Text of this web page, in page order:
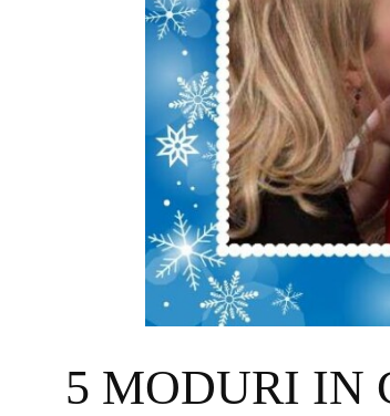
5 MODURI IN